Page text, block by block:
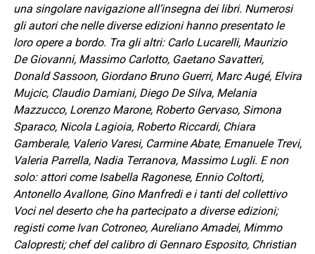
una singolare navigazione all’insegna dei libri. Numerosi
gli autori che nelle diverse edizioni hanno presentato le
loro opere a bordo. Tra gli altri: Carlo Lucarelli, Maurizio
De Giovanni, Massimo Carlotto, Gaetano Savatteri,
Donald Sassoon, Giordano Bruno Guerri, Marc Augé, Elvira
Mujcic, Claudio Damiani, Diego De Silva, Melania
Mazzucco, Lorenzo Marone, Roberto Gervaso, Simona
Sparaco, Nicola Lagioia, Roberto Riccardi, Chiara
Gamberale, Valerio Varesi, Carmine Abate, Emanuele Trevi,
Valeria Parrella, Nadia Terranova, Massimo Lugli. E non
solo: attori come Isabella Ragonese, Ennio Coltorti,
Antonello Avallone, Gino Manfredi e i tanti del collettivo
Voci nel deserto che ha partecipato a diverse edizioni;
registi come Ivan Cotroneo, Aureliano Amadei, Mimmo
Calopresti; chef del calibro di Gennaro Esposito, Christian